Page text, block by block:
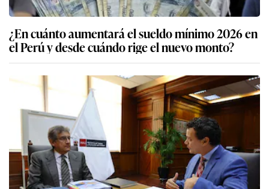
¿En cuánto aumentará el sueldo mínimo 2026 en
el Perú y desde cuándo rige el nuevo monto?